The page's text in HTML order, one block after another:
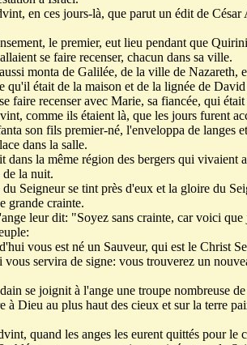
en ces jours-là, que parut un édit de César
le premier, eut lieu pendant que
se faire recenser, chacun dans sa ville.
monta de Galilée, de la ville de Nazareth,
qu'il était de la maison et de la lignée de
faire recenser avec Marie, sa fiancée, qui était
comme ils étaient là, que les jours furent
son fils premier-né, l'enveloppa de langes
dans la salle.
la même région des bergers qui vivaient
la nuit.
Seigneur se tint près d'eux et la gloire du
grande crainte.
leur dit: "Soyez sans crainte, car voici que
vous est né un Sauveur, qui est le Christ
servira de signe: vous trouverez un
se joignit à l'ange une troupe nombreuse
Dieu au plus haut des cieux et sur la terre
quand les anges les eurent quittés pour le